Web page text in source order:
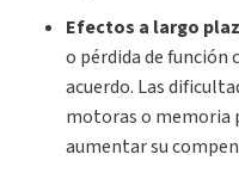
Efectos a largo
o pérdida de
acuerdo. Las
motoras o memoria
aumentar su